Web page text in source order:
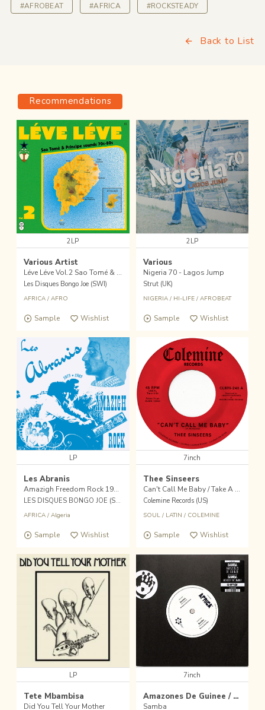
#AFROBEAT #AFRICA #ROCKSTEADY
Back to List
Recommendations
2LP
Various Artist
Léve Léve Vol.2 Sao Tomé & Principe sounds 70s - 80s
Les Disques Bongo Joe (SWI)
AFRICA/ AFRO
Sample Wishlist
2LP
Various
Nigeria 70 - Lagos Jump
Strut (UK)
NIGERIA/ HI-LIFE/ AFROBEAT
Sample Wishlist
LP
Les Abranis
Amazigh Freedom Rock 1973​-​1983
LES DISQUES BONGO JOE (SWI)
AFRICA/ Algeria
Sample Wishlist
7inch
Thee Sinseers
Can't Call Me Baby / Take A Chance
Colemine Records (US)
SOUL/ LATIN / COLEMINE
Sample Wishlist
LP
Tete Mbambisa
Did You Tell Your Mother
7inch
Amazones De Guinee / Moussa Doumbia
Samba